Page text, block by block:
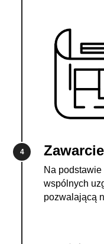
4
Na
wspólnych
pozwalającą